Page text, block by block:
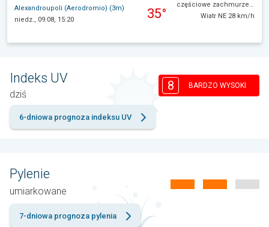
Alexandroupoli (Aerodromio) (3m)
niedz., 09.08, 15:20
35°
częściowe zachmurzenie
Wiatr NE 28 km/h
Indeks UV
dziś
8 BARDZO WYSOKI
6-dniowa prognoza indeksu UV
Pylenie
umiarkowane
7-dniowa prognoza pylenia